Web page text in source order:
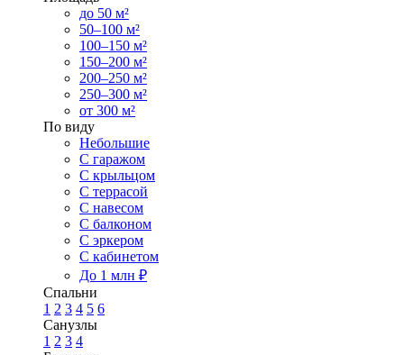
до 50 м²
50–100 м²
100–150 м²
150–200 м²
200–250 м²
250–300 м²
от 300 м²
По виду
Небольшие
С гаражом
С крыльцом
С террасой
С навесом
С балконом
С эркером
С кабинетом
До 1 млн ₽
Спальни
1 2 3 4 5 6
Санузлы
1 2 3 4